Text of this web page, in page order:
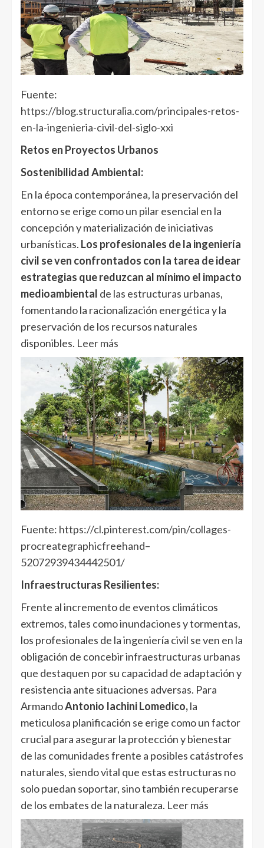
Fuente:
https://blog.structuralia.com/principales-retos-
en-la-ingenieria-civil-del-siglo-xxi
Retos en Proyectos Urbanos
Sostenibilidad Ambiental:
En la época contemporánea, la preservación del
entorno se erige como un pilar esencial en la
concepción y materialización de iniciativas
urbanísticas. Los profesionales de la ingeniería
civil se ven confrontados con la tarea de idear
estrategias que reduzcan al mínimo el impacto
medioambiental de las estructuras urbanas,
fomentando la racionalización energética y la
preservación de los recursos naturales
disponibles. Leer más
Fuente: https://cl.pinterest.com/pin/collages-
procreategraphicfreehand–
52072939434442501/
Infraestructuras Resilientes:
Frente al incremento de eventos climáticos
extremos, tales como inundaciones y tormentas,
los profesionales de la ingeniería civil se ven en la
obligación de concebir infraestructuras urbanas
que destaquen por su capacidad de adaptación y
resistencia ante situaciones adversas. Para
ArmandoAntonio Iachini Lomedico,la
meticulosa planificación se erige como un factor
crucial para asegurar la protección y bienestar
de las comunidades frente a posibles catástrofes
naturales, siendo vital que estas estructuras no
solo puedan soportar, sino también recuperarse
de los embates de la naturaleza. Leer más